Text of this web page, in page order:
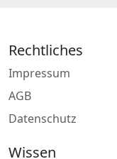
Rechtliches
Impressum
AGB
Datenschutz
Wissen